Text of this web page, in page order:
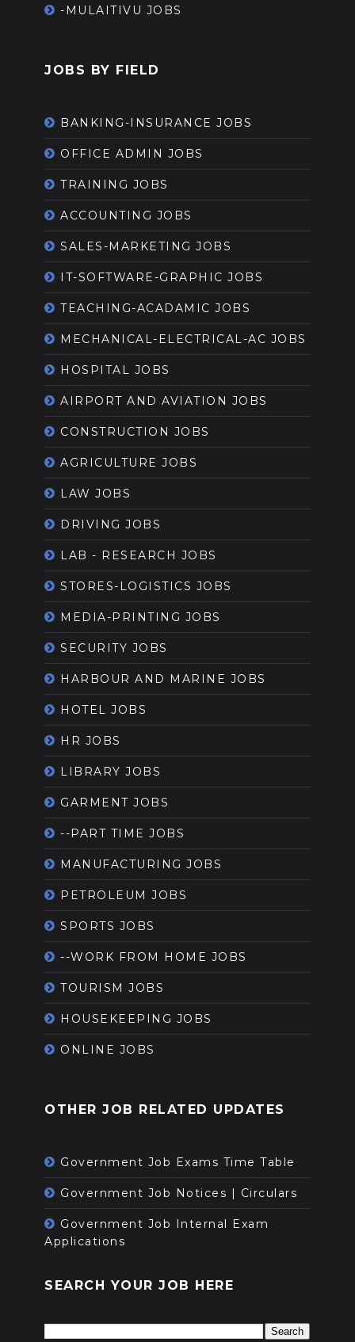
-MULAITIVU JOBS
JOBS BY FIELD
BANKING-INSURANCE JOBS
OFFICE ADMIN JOBS
TRAINING JOBS
ACCOUNTING JOBS
SALES-MARKETING JOBS
IT-SOFTWARE-GRAPHIC JOBS
TEACHING-ACADAMIC JOBS
MECHANICAL-ELECTRICAL-AC JOBS
HOSPITAL JOBS
AIRPORT AND AVIATION JOBS
CONSTRUCTION JOBS
AGRICULTURE JOBS
LAW JOBS
DRIVING JOBS
LAB - RESEARCH JOBS
STORES-LOGISTICS JOBS
MEDIA-PRINTING JOBS
SECURITY JOBS
HARBOUR AND MARINE JOBS
HOTEL JOBS
HR JOBS
LIBRARY JOBS
GARMENT JOBS
--PART TIME JOBS
MANUFACTURING JOBS
PETROLEUM JOBS
SPORTS JOBS
--WORK FROM HOME JOBS
TOURISM JOBS
HOUSEKEEPING JOBS
ONLINE JOBS
OTHER JOB RELATED UPDATES
Government Job Exams Time Table
Government Job Notices | Circulars
Government Job Internal Exam
Applications
SEARCH YOUR JOB HERE